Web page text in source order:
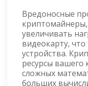
Вредоносные
увеличивать
видеокарту,
устройства.
ресурсы
сложных
больших